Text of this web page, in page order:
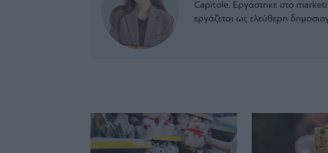
Capitole. Εργάστηκε στο
εργάζεται ως ελεύθερη